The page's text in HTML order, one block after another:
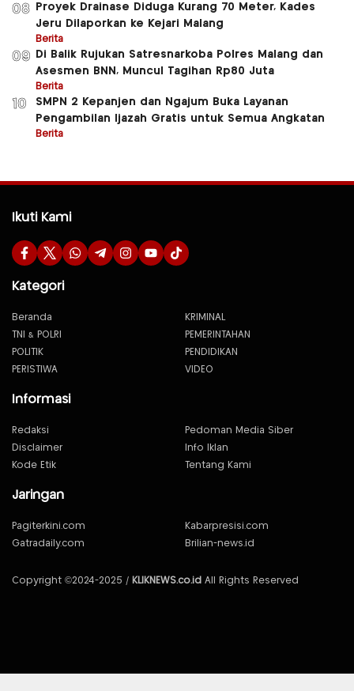
08
Proyek Drainase Diduga Kurang 70 Meter, Kades
Jeru Dilaporkan ke Kejari Malang
Berita
09
Di Balik Rujukan Satresnarkoba Polres Malang dan
Asesmen BNN, Muncul Tagihan Rp80 Juta
Berita
10
SMPN 2 Kepanjen dan Ngajum Buka Layanan
Pengambilan Ijazah Gratis untuk Semua Angkatan
Berita
Ikuti Kami
Kategori
Beranda
KRIMINAL
TNI & POLRI
PEMERINTAHAN
POLITIK
PENDIDIKAN
PERISTIWA
VIDEO
Informasi
Redaksi
Pedoman Media Siber
Disclaimer
Info Iklan
Kode Etik
Tentang Kami
Jaringan
Pagiterkini.com
Kabarpresisi.com
Gatradaily.com
Brilian-news.id
Copyright ©2024-2025 / KLIKNEWS.co.id All Rights Reserved